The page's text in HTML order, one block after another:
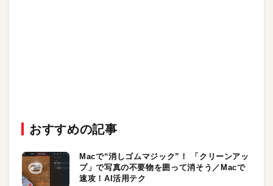
おすすめの記事
Macで“消しゴムマジック”！ 「クリーンアッ
プ」で写真の不要物を囲って消そう／Macで
速攻！AI活用テク